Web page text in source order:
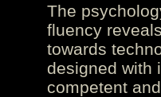
The
fluency
towards
designed with
competent